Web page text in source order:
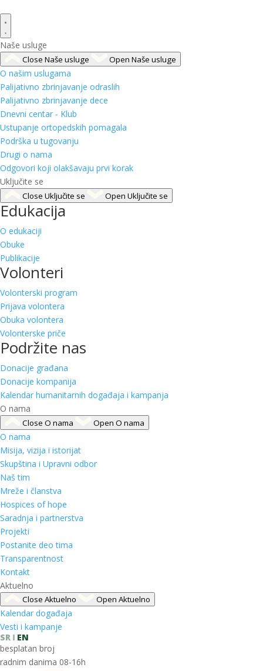
Naše usluge
Close Naše usluge Open Naše usluge
O našim uslugama
Palijativno zbrinjavanje odraslih
Palijativno zbrinjavanje dece
Dnevni centar - Klub
Ustupanje ortopedskih pomagala
Podrška u tugovanju
Drugi o nama
Odgovori koji olakšavaju prvi korak
Uključite se
Close Uključite se Open Uključite se
Edukacija
O edukaciji
Obuke
Publikacije
Volonteri
Volonterski program
Prijava volontera
Obuka volontera
Volonterske priče
Podržite nas
Donacije građana
Donacije kompanija
Kalendar humanitarnih događaja i kampanja
O nama
Close O nama Open O nama
O nama
Misija, vizija i istorijat
Skupština i Upravni odbor
Naš tim
Mreže i članstva
Hospices of hope
Saradnja i partnerstva
Projekti
Postanite deo tima
Transparentnost
Kontakt
Aktuelno
Close Aktuelno Open Aktuelno
Kalendar događaja
Vesti i kampanje
SR
EN
besplatan broj
radnim danima 08-16h